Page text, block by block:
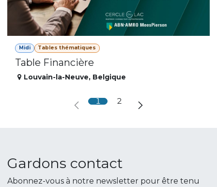
Midi Tables thématiques
Table Financière
Louvain-la-Neuve, Belgique
1 2
Gardons contact
Abonnez-vous à notre newsletter pour être tenu